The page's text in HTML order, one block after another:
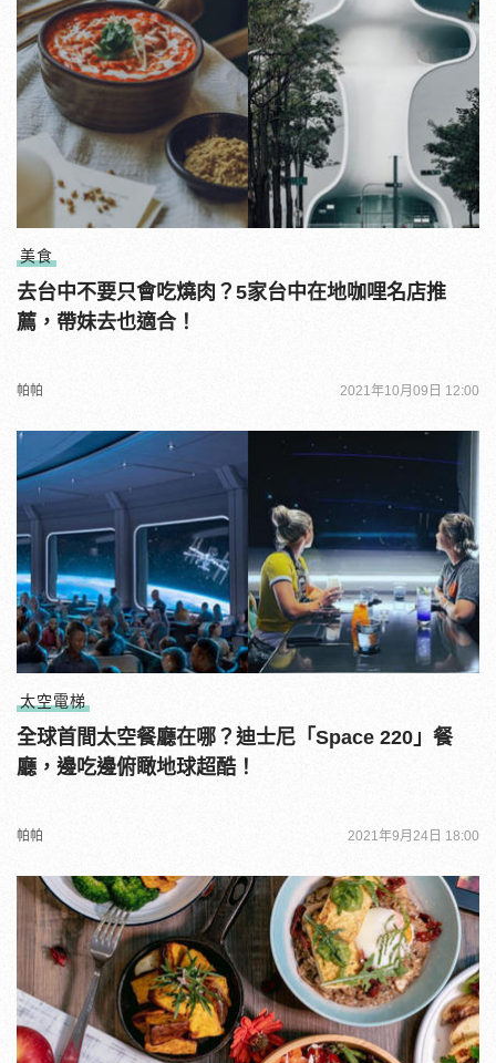
美食
去台中不要只會吃燒肉？5家台中在地咖哩名店推
薦，帶妹去也適合！
帕帕 2021年10月09日 12:00
太空電梯
全球首間太空餐廳在哪？迪士尼「Space 220」餐
廳，邊吃邊俯瞰地球超酷！
帕帕 2021年9月24日 18:00